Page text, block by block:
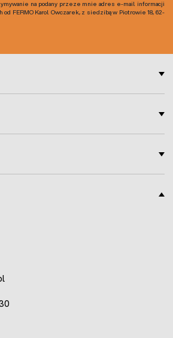
na podany przeze mnie adres e-mail informacji
od FERMO Karol Owczarek, z siedzibą w Piotrowie 18, 62-